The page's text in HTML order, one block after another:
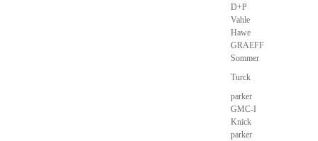
D+P
Vahle
Hawe
GRAEFF
Sommer
Turck
parker
GMC-I
Knick
parker